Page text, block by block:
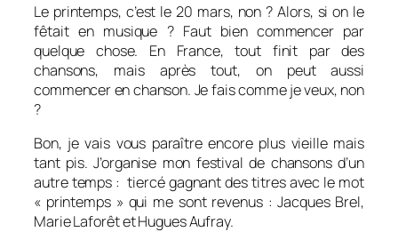
Le printemps, c’est le 20 mars, non ? Alors, si on le
fêtait en musique ? Faut bien commencer par
quelque chose. En France, tout finit par des
chansons, mais après tout, on peut aussi
commencer en chanson. Je fais comme je veux, non
?
Bon, je vais vous paraître encore plus vieille mais
tant pis. J’organise mon festival de chansons d’un
autre temps : tiercé gagnant des titres avec le mot
« printemps » qui me sont revenus : Jacques Brel,
Marie Laforêt et Hugues Aufray.